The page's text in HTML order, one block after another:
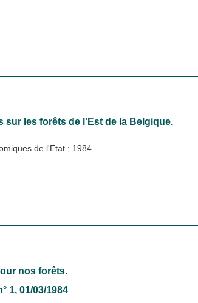
sur les forêts de l'Est de la Belgique.
de l'Etat ; 1984
nos forêts.
1, 01/03/1984